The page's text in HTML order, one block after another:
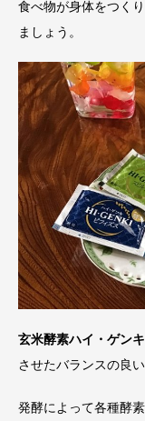
食べ物が身体をつく
ましょう。
玄米酵素ハイ・ゲンキ
させたバランスの良
発酵によって各種酵